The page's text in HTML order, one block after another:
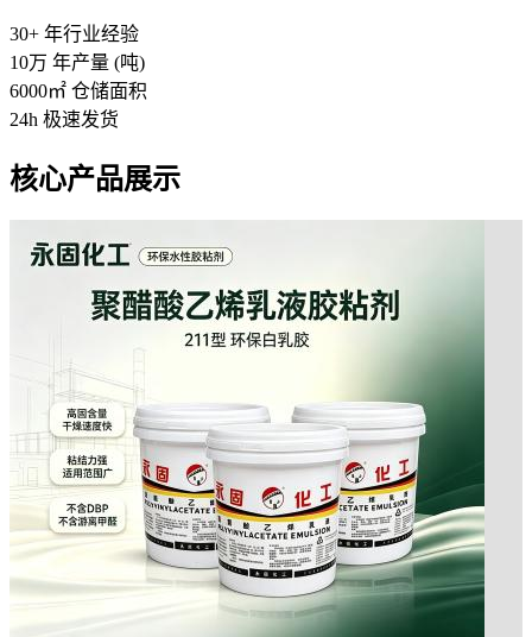
30+ 年行业经验
10万 年产量 (吨)
6000㎡ 仓储面积
24h 极速发货
核心产品展示